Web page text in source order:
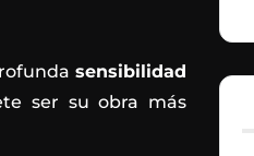
sensibilidad
ser su obra más